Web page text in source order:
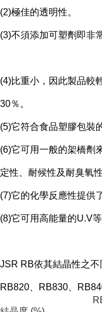
(2)極佳的透明性。
(3)不須添加可塑劑即非
(4)比重小，因此製品較
30％。
(5)它符合食品塑膠包裝
(6)它可用一般的架橋劑
定性、耐候性及耐臭氧性
(7)它的化學反應性提供
(8)它可用高能量的U.V
JSR RB依其結晶性之不
RB820、RB830、